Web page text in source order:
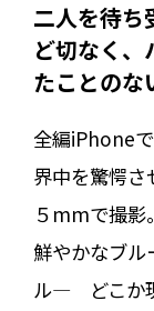
二人を待ち
ど切なく
たことのな
全編iPhone
界中を驚愕さ
５mmで撮影。
鮮やかなブル
ル— どこか